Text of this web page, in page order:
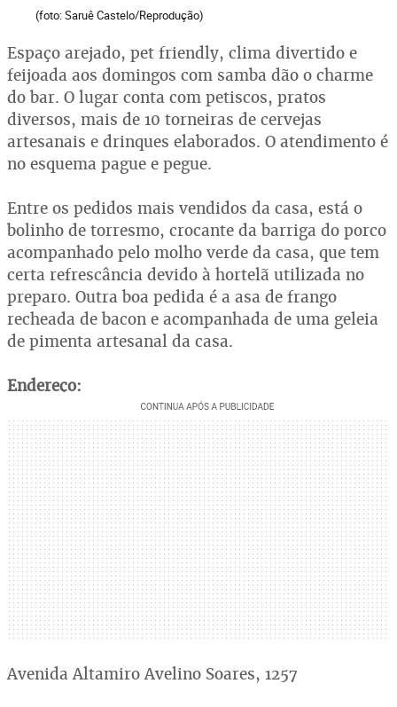
(foto: Saruê Castelo/Reprodução)
Espaço arejado, pet friendly, clima divertido e
feijoada aos domingos com samba dão o charme
do bar. O lugar conta com petiscos, pratos
diversos, mais de 10 torneiras de cervejas
artesanais e drinques elaborados. O atendimento é
no esquema pague e pegue.
Entre os pedidos mais vendidos da casa, está o
bolinho de torresmo, crocante da barriga do porco
acompanhado pelo molho verde da casa, que tem
certa refrescância devido à hortelã utilizada no
preparo. Outra boa pedida é a asa de frango
recheada de bacon e acompanhada de uma geleia
de pimenta artesanal da casa.
Endereço:
Avenida Altamiro Avelino Soares, 1257